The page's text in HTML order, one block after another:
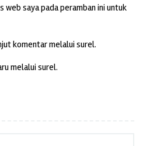
web saya pada peramban ini untuk
komentar melalui surel.
melalui surel.